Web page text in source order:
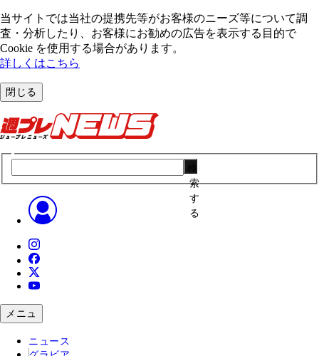
当サイトでは当社の提携先等がお客様のニーズ等について調
査・分析したり、お客様にお勧めの広告を表⽰する⽬的で
Cookie を使⽤する場合があります。
詳しくはこちら
閉じる
索
す
る
メニュ
ニュース